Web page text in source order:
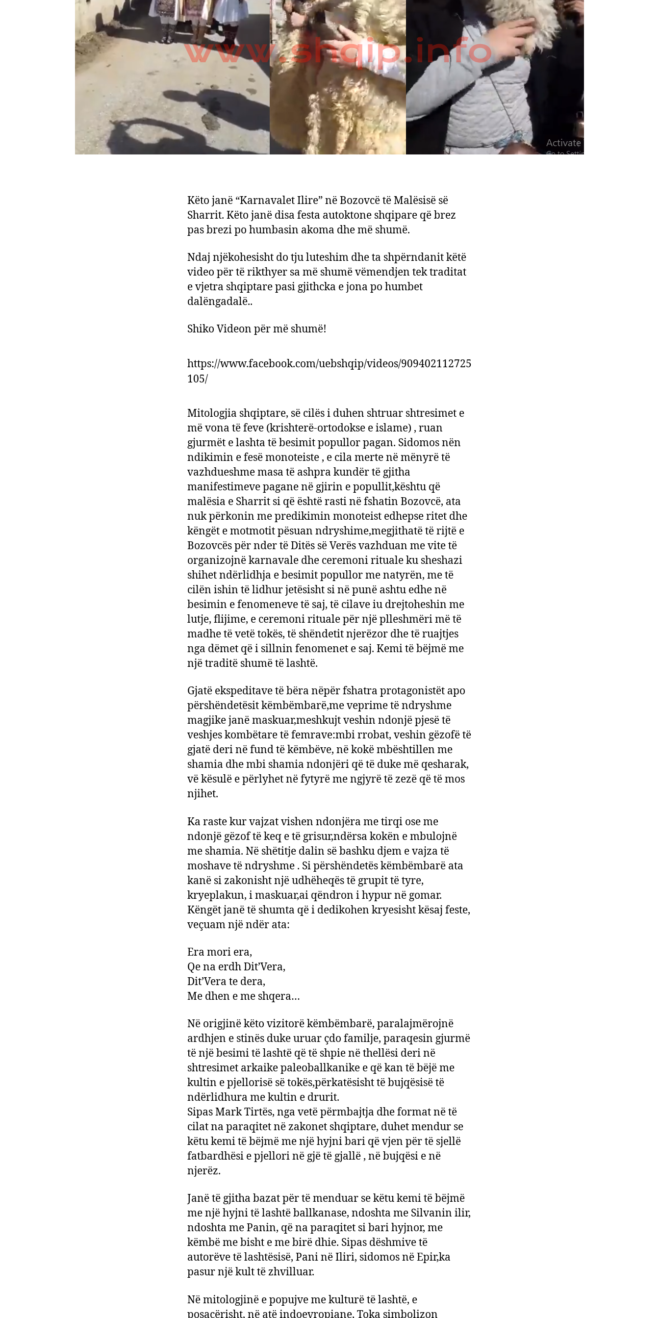
Këto janë “Karnavalet Ilire” në Bozovcë të Malësisë së
Sharrit. Këto janë disa festa autoktone shqipare që brez
pas brezi po humbasin akoma dhe më shumë.
Ndaj njëkohesisht do tju luteshim dhe ta shpërndanit këtë
video për të rikthyer sa më shumë vëmendjen tek traditat
e vjetra shqiptare pasi gjithcka e jona po humbet
dalëngadalë..
Shiko Videon për më shumë!
https://www.facebook.com/uebshqip/videos/909402112725
105/
Mitologjia shqiptare, së cilës i duhen shtruar shtresimet e
më vona të feve (krishterë-ortodokse e islame) , ruan
gjurmët e lashta të besimit popullor pagan. Sidomos nën
ndikimin e fesë monoteiste , e cila merte në mënyrë të
vazhdueshme masa të ashpra kundër të gjitha
manifestimeve pagane në gjirin e popullit,kështu që
malësia e Sharrit si që është rasti në fshatin Bozovcë, ata
nuk përkonin me predikimin monoteist edhepse ritet dhe
këngët e motmotit pësuan ndryshime,megjithatë të rijtë e
Bozovcës për nder të Ditës së Verës vazhduan me vite të
organizojnë karnavale dhe ceremoni rituale ku sheshazi
shihet ndërlidhja e besimit popullor me natyrën, me të
cilën ishin të lidhur jetësisht si në punë ashtu edhe në
besimin e fenomeneve të saj, të cilave iu drejtoheshin me
lutje, flijime, e ceremoni rituale për një plleshmëri më të
madhe të vetë tokës, të shëndetit njerëzor dhe të ruajtjes
nga dëmet që i sillnin fenomenet e saj. Kemi të bëjmë me
një traditë shumë të lashtë.
Gjatë ekspeditave të bëra nëpër fshatra protagonistët apo
përshëndetësit këmbëmbarë,me veprime të ndryshme
magjike janë maskuar,meshkujt veshin ndonjë pjesë të
veshjes kombëtare të femrave:mbi rrobat, veshin gëzofë të
gjatë deri në fund të këmbëve, në kokë mbështillen me
shamia dhe mbi shamia ndonjëri që të duke më qesharak,
vë kësulë e përlyhet në fytyrë me ngjyrë të zezë që të mos
njihet.
Ka raste kur vajzat vishen ndonjëra me tirqi ose me
ndonjë gëzof të keq e të grisur,ndërsa kokën e mbulojnë
me shamia. Në shëtitje dalin së bashku djem e vajza të
moshave të ndryshme . Si përshëndetës këmbëmbarë ata
kanë si zakonisht një udhëheqës të grupit të tyre,
kryeplakun, i maskuar,ai qëndron i hypur në gomar.
Këngët janë të shumta që i dedikohen kryesisht kësaj feste,
veçuam një ndër ata:
Era mori era,
Qe na erdh Dit’Vera,
Dit’Vera te dera,
Me dhen e me shqera…
Në origjinë këto vizitorë këmbëmbarë, paralajmërojnë
ardhjen e stinës duke uruar çdo familje, paraqesin gjurmë
të një besimi të lashtë që të shpie në thellësi deri në
shtresimet arkaike paleoballkanike e që kan të bëjë me
kultin e pjellorisë së tokës,përkatësisht të bujqësisë të
ndërlidhura me kultin e drurit.
Sipas Mark Tirtës, nga vetë përmbajtja dhe format në të
cilat na paraqitet në zakonet shqiptare, duhet mendur se
këtu kemi të bëjmë me një hyjni bari që vjen për të sjellë
fatbardhësi e pjellori në gjë të gjallë , në bujqësi e në
njerëz.
Janë të gjitha bazat për të menduar se këtu kemi të bëjmë
me një hyjni të lashtë ballkanase, ndoshta me Silvanin ilir,
ndoshta me Panin, që na paraqitet si bari hyjnor, me
këmbë me bisht e me birë dhie. Sipas dëshmive të
autorëve të lashtësisë, Pani në Iliri, sidomos në Epir,ka
pasur një kult të zhvilluar.
Në mitologjinë e popujve me kulturë të lashtë, e
posaçërisht, në atë indoevropiane, Toka simbolizon